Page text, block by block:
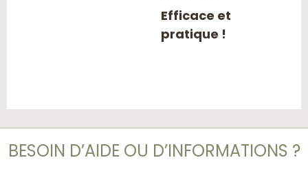
Efficace et
pratique !
BESOIN D’AIDE OU D’INFORMATIONS ?